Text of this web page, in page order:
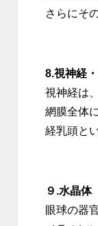
さらにそ
8.視神経
視神経は
網膜全体
経乳頭と
９.水晶体
眼球の器